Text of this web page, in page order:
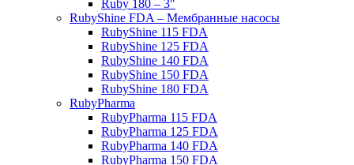
Ruby 180 – 3″
RubyShine FDA – Мембранные насосы
RubyShine 115 FDA
RubyShine 125 FDA
RubyShine 140 FDA
RubyShine 150 FDA
RubyShine 180 FDA
RubyPharma
RubyPharma 115 FDA
RubyPharma 125 FDA
RubyPharma 140 FDA
RubyPharma 150 FDA